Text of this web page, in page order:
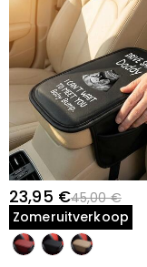
23,95 €45,00 €
Zomeruitverkoop